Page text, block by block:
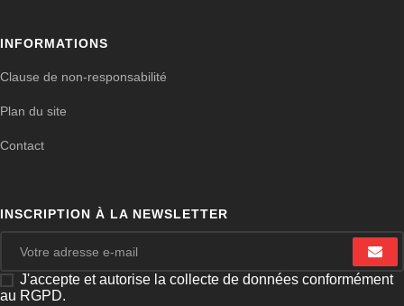
INFORMATIONS
Clause de non-responsabilité
Plan du site
Contact
INSCRIPTION À LA NEWSLETTER
J'accepte et autorise la collecte de données conformément
au RGPD.